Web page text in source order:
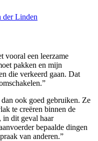
der Linden
vooral een leerzame
pakken en mijn
die verkeerd gaan. Dat
ook goed gebruiken. Ze
te creëren binnen de
in dit geval haar
bepaalde dingen
van anderen.”